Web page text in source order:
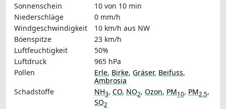
Sonnenschein
10 von 10 min
Niederschläge
0 mm/h
Windgeschwindigkeit
10 km/h aus NW
Böenspitze
23 km/h
Luftfeuchtigkeit
50%
Luftdruck
965 hPa
Pollen
Erle, Birke, Gräser, Beifuss,
Ambrosia
Schadstoffe
NH3, CO, NO2, Ozon, PM10, PM2.5,
SO2